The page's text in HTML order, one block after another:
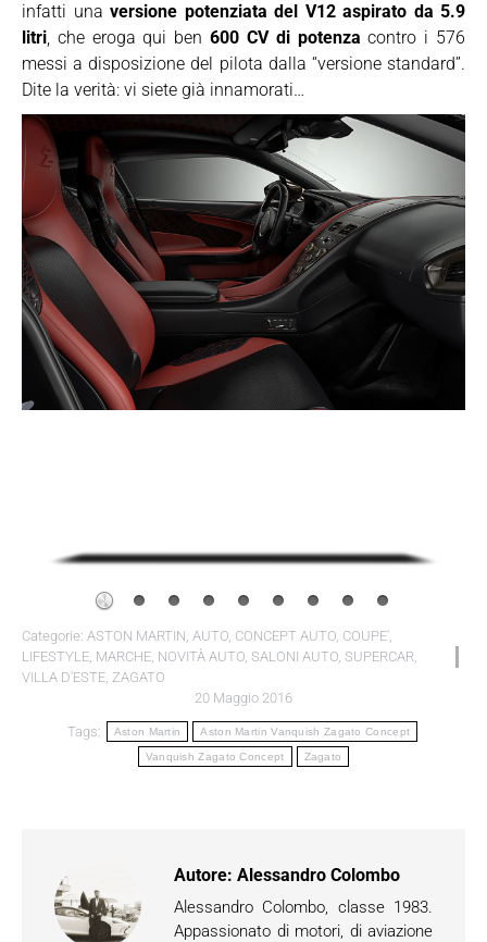
infatti una versione potenziata del V12 aspirato da 5.9
litri, che eroga qui ben600 CV di potenza contro i 576
messi a disposizione del pilota dalla “versione standard”.
Dite la verità: vi siete già innamorati…
Categorie: ASTON MARTIN, AUTO, CONCEPT AUTO, COUPE',
LIFESTYLE, MARCHE, NOVITÀ AUTO, SALONI AUTO, SUPERCAR,
VILLA D'ESTE, ZAGATO
20 Maggio 2016
Tags: Aston Martin Aston Martin Vanquish Zagato Concept
Vanquish Zagato Concept Zagato
Autore: Alessandro Colombo
Alessandro Colombo, classe 1983.
Appassionato di motori, di aviazione